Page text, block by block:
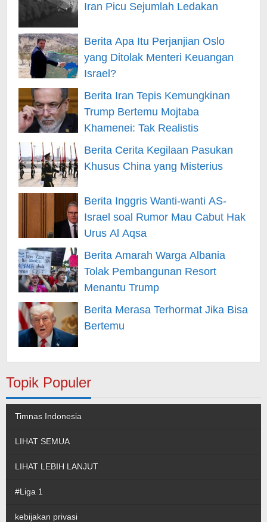
Iran Picu Sejumlah Ledakan
Berita Apa Itu Perjanjian Oslo
yang Ditolak Menteri Keuangan
Israel?
Berita Iran Tepis Kemungkinan
Trump Bertemu Mojtaba
Khamenei: Tak Realistis
Berita Cerita Kegilaan Pasukan
Khusus China yang Misterius
Berita Inggris Wanti-wanti AS-
Israel soal Rumor Mau Cabut Hak
Urus Al Aqsa
Berita Amarah Warga Albania
Tolak Pembangunan Resort
Menantu Trump
Berita Merasa Terhormat Jika Bisa
Bertemu
Topik Populer
Timnas Indonesia
LIHAT SEMUA
LIHAT LEBIH LANJUT
#Liga 1
kebijakan privasi